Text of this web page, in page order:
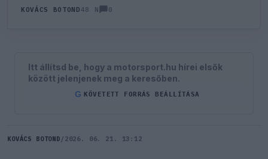
KOVÁCS BOTOND48 N 0
Itt állítsd be, hogy a motorsport.hu hírei elsők
között jelenjenek meg a keresőben.
G KÖVETETT FORRÁS BEÁLLÍTÁSA
KOVÁCS BOTOND / 2026. 06. 21. 13:12